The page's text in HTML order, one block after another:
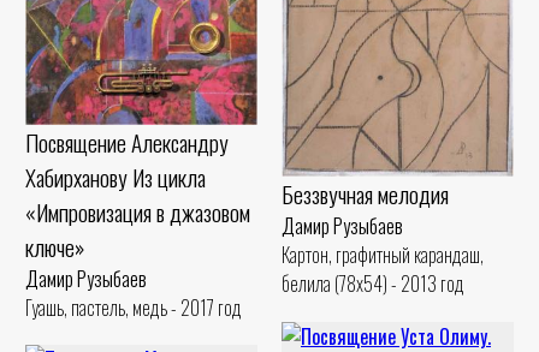
Беззвучная мелодия
Дамир Рузыбаев
Картон, графитный карандаш,
белила (78x54) - 2013 год
Посвящение Александру
Хабирханову Из цикла
«Импровизация в джазовом
ключе»
Дамир Рузыбаев
Гуашь, пастель, медь - 2017 год